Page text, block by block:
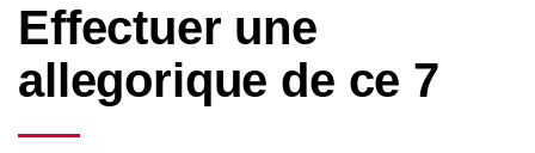
Effectuer une
allegorique de ce 7